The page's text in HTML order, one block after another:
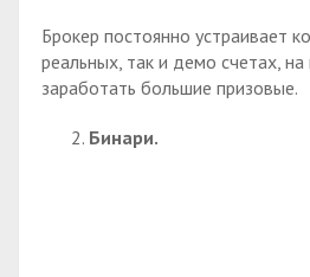
Брокер постоянно устраивает
реальных, так и демо счетах,
заработать большие призовые.
Бинари.